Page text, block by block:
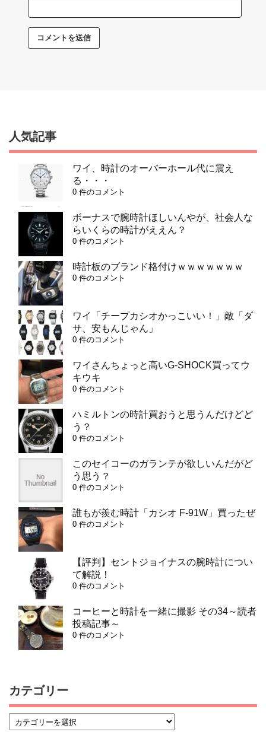
人気記事
ワイ、時計のオーバーホール代に震え
る・・・
0 件のコメント
ボーナスで腕時計ほしいんやが、社会人な
らいくらの時計がええん？
0 件のコメント
時計板のブランド格付けｗｗｗｗｗｗｗ
0 件のコメント
ワイ「チープカシオかっこいい！」敵「ダ
サ、安もんじゃん」
0 件のコメント
ワイさんちょっと高いG-SHOCK買ってウ
キウキ
0 件のコメント
ハミルトンの時計買おうと思うんだけどど
う？
0 件のコメント
このセイコーのガランテが欲しいんだがど
う思う？
0 件のコメント
誰もが羨む時計「カシオ F-91W」買ったぜ
0 件のコメント
【評判】セントジョイナスの腕時計につい
て解説！
0 件のコメント
コーヒーと時計を一緒に撮影 その34～読者
投稿記事～
0 件のコメント
カテゴリー